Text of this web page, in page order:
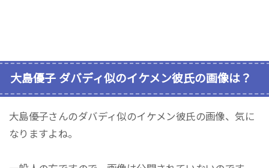
大島優子 ダバディ似のイケメン彼氏の画像は？
大島優子さんのダバディ似のイケメン彼氏の画像、気に
なりますよね。